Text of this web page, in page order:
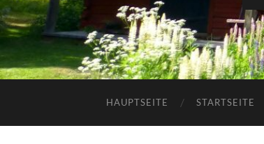
HAUPTSEITE STARTSEITE